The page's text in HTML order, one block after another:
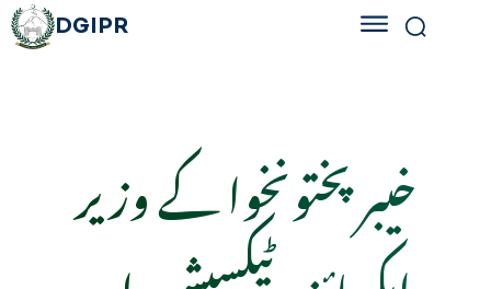
DGIPR
خیبرپختونخوا کے وزیر